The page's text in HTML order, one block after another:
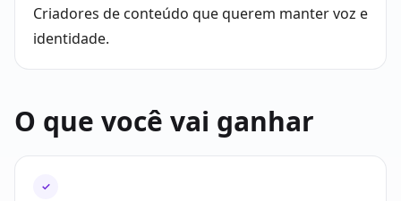
Criadores de conteúdo que querem manter voz e
identidade.
O que você vai ganhar
✓